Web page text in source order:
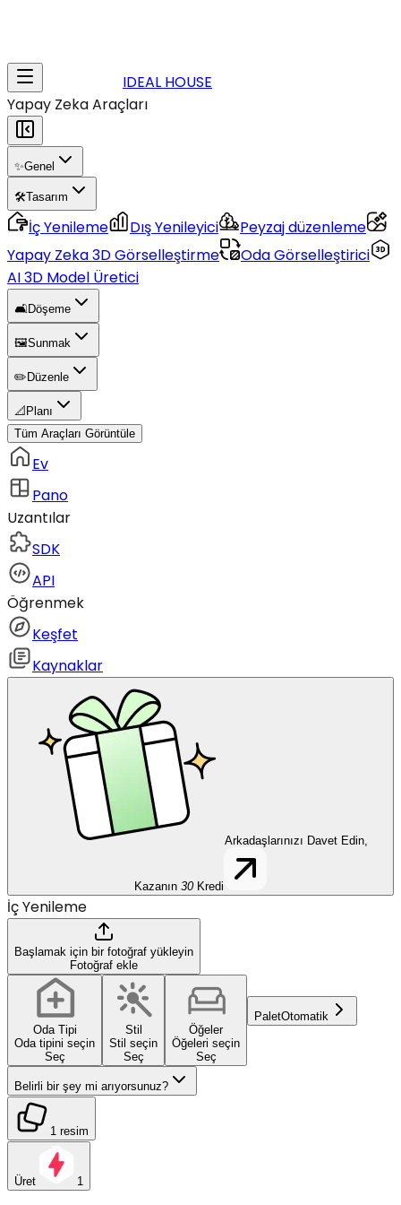
IDEAL HOUSE
Yapay Zeka Araçları
✨Genel
🛠️Tasarım
İç Yenileme Dış Yenileyici
Peyzaj düzenleme
Yapay Zeka 3D Görselleştirme
Oda Görselleştirici
AI 3D Model Üretici
🛋️Döşeme
🖼️Sunmak
✏️ Düzenle
📐 Planı
Tüm Araçları Görüntüle
Ev
Pano
Uzantılar
SDK
API
Öğrenmek
Keşfet
Kaynaklar
Arkadaşlarınızı Davet Edin,
Kazanın 30 Kredi
İç Yenileme
Başlamak için bir fotoğraf yükleyin
Fotoğraf ekle
Oda Tipi
Oda tipini seçin
Seç
Stil
Stil seçin
Seç
Öğeler
Öğeleri seçin
Seç
PaletOtomatik
Belirli bir şey mi arıyorsunuz?
1 resim
Üret 1